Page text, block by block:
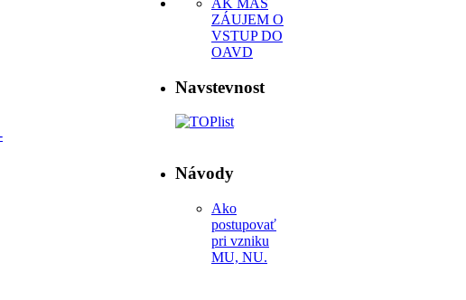
ZÁUJEM O
VSTUP DO
OAVD
Navstevnost
Návody
Ako
postupovať
pri vzniku
MU, NU.